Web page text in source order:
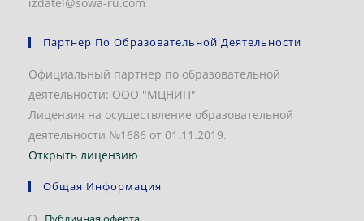
Партнер По Образовательной Деятельности
Официальный партнер по образовательной
деятельности: ООО "МЦНИП"
Лицензия на осуществление образовательной
деятельности №1686 от 01.11.2019.
Открыть лицензию
Общая Информация
Откроется